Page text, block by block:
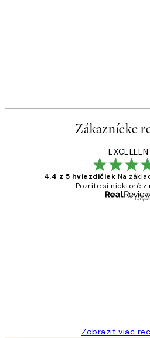
Zákaznícke
4.4 z 5 hviezdičiek Na
Pozrite si niektoré z
Zobraziť viac